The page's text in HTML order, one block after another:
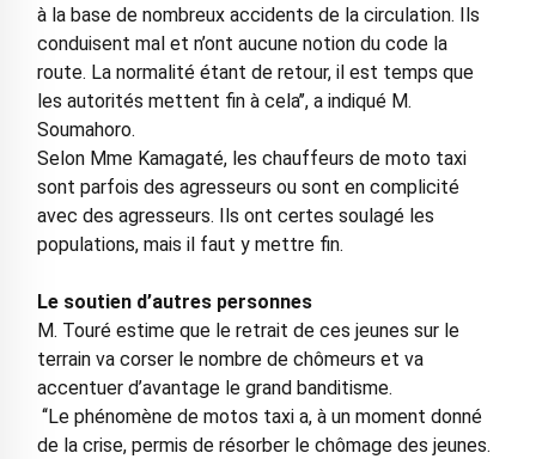
à la base de nombreux accidents de la circulation. Ils
conduisent mal et n’ont aucune notion du code la
route. La normalité étant de retour, il est temps que
les autorités mettent fin à cela’’, a indiqué M.
Soumahoro.
Selon Mme Kamagaté, les chauffeurs de moto taxi
sont parfois des agresseurs ou sont en complicité
avec des agresseurs. Ils ont certes soulagé les
populations, mais il faut y mettre fin.
Le soutien d’autres personnes
M. Touré estime que le retrait de ces jeunes sur le
terrain va corser le nombre de chômeurs et va
accentuer d’avantage le grand banditisme.
‘‘Le phénomène de motos taxi a, à un moment donné
de la crise, permis de résorber le chômage des jeunes.